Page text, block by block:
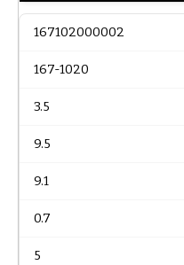
167102000002
167-1020
3.5
9.5
9.1
0.7
5